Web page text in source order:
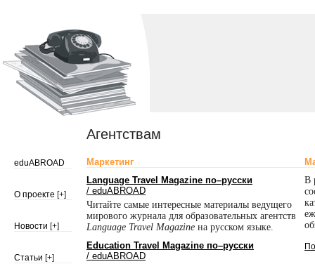
Агентствам
eduABROAD
О проекте [+]
Новости [+]
Статьи [+]
Маркетинг
Language Travel Magazine по–русски
/ eduABROAD
Читайте самые интересные материалы ведущего
мирового журнала для образовательных агентств
Language Travel Magazine на русском языке.
Education Travel Magazine по–русски
/ eduABROAD
В